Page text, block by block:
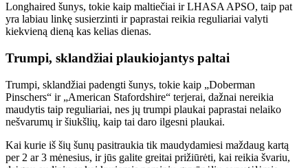
Longhaired šunys, tokie kaip maltiečiai ir LHASA APSO, taip pat
yra labiau linkę susierzinti ir paprastai reikia reguliariai valyti
kiekvieną dieną kas kelias dienas.
Trumpi, sklandžiai plaukiojantys paltai
Trumpi, sklandžiai padengti šunys, tokie kaip „Doberman
Pinschers“ ir „American Stafordshire“ terjerai, dažnai nereikia
maudytis taip reguliariai, nes jų trumpi plaukai paprastai nelaiko
nešvarumų ir šiukšlių, kaip tai daro ilgesni plaukai.
Kai kurie iš šių šunų pasitraukia tik maudydamiesi maždaug kartą
per 2 ar 3 mėnesius, ir jūs galite greitai prižiūrėti, kai reikia švariu,